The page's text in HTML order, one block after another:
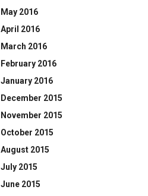
May 2016
April 2016
March 2016
February 2016
January 2016
December 2015
November 2015
October 2015
August 2015
July 2015
June 2015